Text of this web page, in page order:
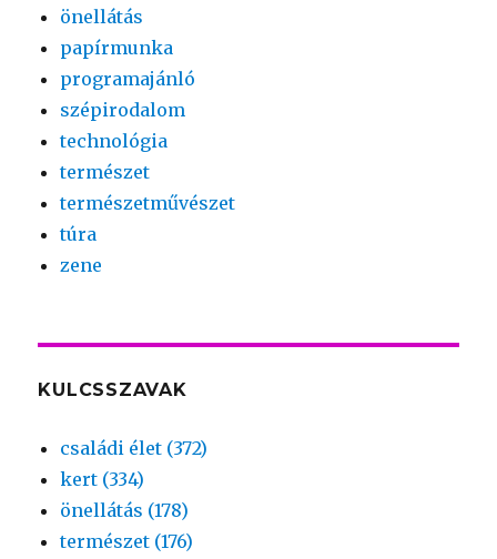
önellátás
papírmunka
programajánló
szépirodalom
technológia
természet
természetművészet
túra
zene
KULCSSZAVAK
családi élet (372)
kert (334)
önellátás (178)
természet (176)